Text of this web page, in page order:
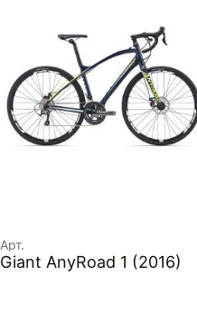
Арт.
Giant AnyRoad 1 (2016)